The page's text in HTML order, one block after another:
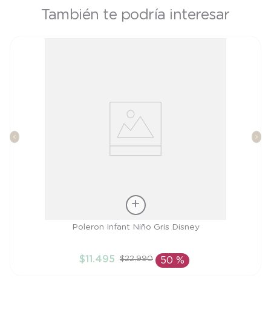
También te podría interesar
AÑADIR AL CARRITO
Poleron Infant Niño Gris Disney
$11 .495 $22.990 50 %